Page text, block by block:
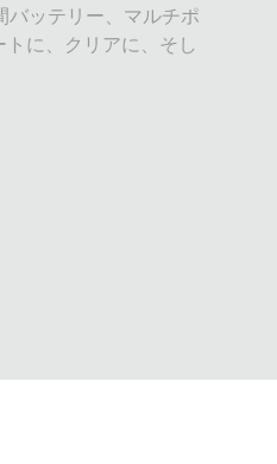
バッテリー、マルチポ
に、クリアに、そし